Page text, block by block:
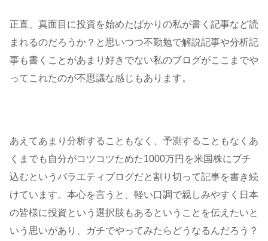
正直、真面目に投資を始めたばかりの私が書く記事など読
まれるのだろうか？と思いつつ不勤勉で解説記事や分析記
事も書くことがあまり好きでない私のブログがここまでや
ってこれたのが不思議な感じもあります。
あえてあまり分析することもなく、予測することもなくあ
くまでも自分がコツコツためた1000万円を米国株にブチ
込むというバラエティブログだと割り切って記事を書き続
けています。本心を言うと、軽い口調で親しみやすく日本
の皆様に投資という選択肢もあるということを伝えたいと
いう思いがあり、ガチでやってみたらどうなるんだろう？